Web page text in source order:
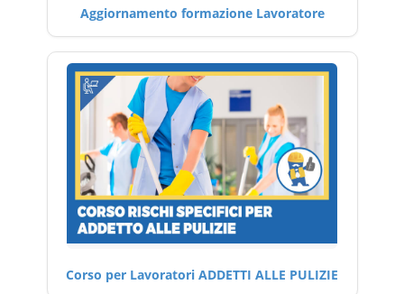
Aggiornamento formazione Lavoratore
Corso per Lavoratori ADDETTI ALLE PULIZIE